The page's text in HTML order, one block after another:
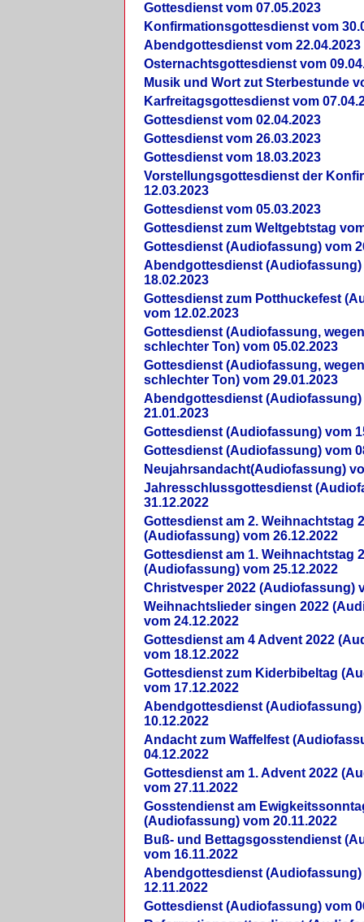
Gottesdienst vom 07.05.2023
Konfirmationsgottesdienst vom
Abendgottesdienst vom 22.04.2023
Osternachtsgottesdienst vom
Musik und Wort zut Sterbestunde
Karfreitagsgottesdienst vom
Gottesdienst vom 02.04.2023
Gottesdienst vom 26.03.2023
Gottesdienst vom 18.03.2023
Vorstellungsgottesdienst der
12.03.2023
Gottesdienst vom 05.03.2023
Gottesdienst zum Weltgebtstag
Gottesdienst (Audiofassung) vom
Abendgottesdienst (Audiofassung)
18.02.2023
Gottesdienst zum Potthuckefest
vom 12.02.2023
Gottesdienst (Audiofassung,
schlechter Ton) vom 05.02.2023
Gottesdienst (Audiofassung,
schlechter Ton) vom 29.01.2023
Abendgottesdienst (Audiofassung)
21.01.2023
Gottesdienst (Audiofassung) vom
Gottesdienst (Audiofassung) vom
Neujahrsandacht(Audiofassung)
Jahresschlussgottesdienst
31.12.2022
Gottesdienst am 2. Weihnachtstag
(Audiofassung) vom 26.12.2022
Gottesdienst am 1. Weihnachtstag
(Audiofassung) vom 25.12.2022
Christvesper 2022 (Audiofassung)
Weihnachtslieder singen 2022
vom 24.12.2022
Gottesdienst am 4 Advent 2022
vom 18.12.2022
Gottesdienst zum Kiderbibeltag
vom 17.12.2022
Abendgottesdienst (Audiofassung)
10.12.2022
Andacht zum Waffelfest
04.12.2022
Gottesdienst am 1. Advent 2022
vom 27.11.2022
Gosstendienst am
(Audiofassung) vom 20.11.2022
Buß- und Bettagsgosstendienst
vom 16.11.2022
Abendgottesdienst (Audiofassung)
12.11.2022
Gottesdienst (Audiofassung) vom